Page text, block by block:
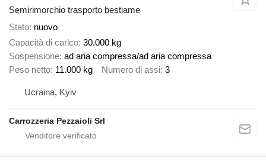
Semirimorchio trasporto bestiame
Stato nuovo
Capacità di carico 30.000 kg
Sospensione ad aria compressa/ad aria compressa
Peso netto 11.000 kg Numero di assi 3
Ucraina, Kyiv
Carrozzeria Pezzaioli Srl